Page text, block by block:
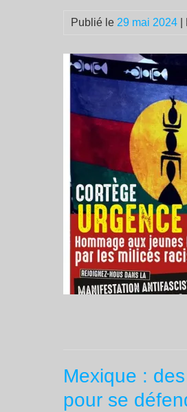
Publié le 29 mai 2024
Mexique :
pour se